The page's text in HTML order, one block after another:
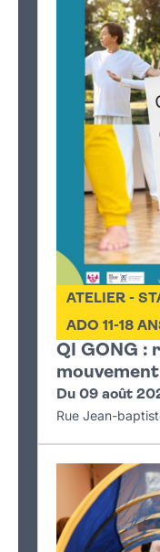
QI GONG :
mouvement
ATELIER -
ADO 11-18
Du 09 août
Rue Jean-